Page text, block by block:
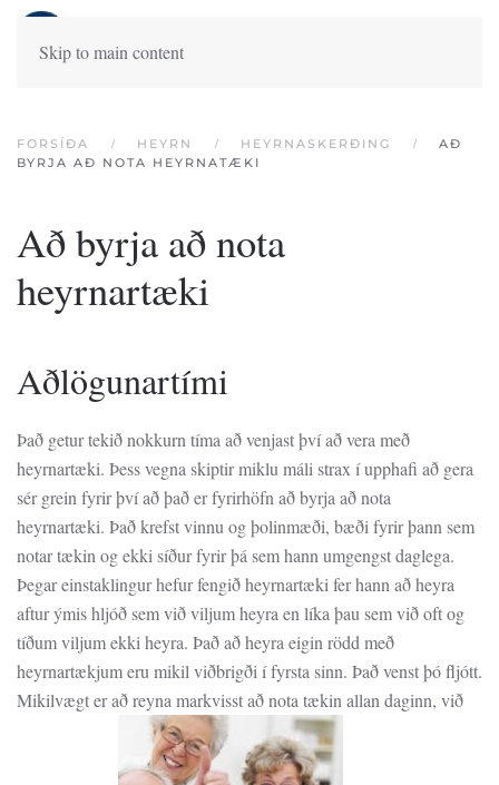
Skip to main content
FORSÍÐA HEYRN HEYRNASKERÐING
AÐ
BYRJA AÐ NOTA HEYRNATÆKI
Að byrja að nota
heyrnartæki
Aðlögunartími
Það getur tekið nokkurn tíma að venjast því að vera með
heyrnartæki. Þess vegna skiptir miklu máli strax í upphafi að gera
sér grein fyrir því að það er fyrirhöfn að byrja að nota
heyrnartæki. Það krefst vinnu og þolinmæði, bæði fyrir þann sem
notar tækin og ekki síður fyrir þá sem hann umgengst daglega.
Þegar einstaklingur hefur fengið heyrnartæki fer hann að heyra
aftur ýmis hljóð sem við viljum heyra en líka þau sem við oft og
tíðum viljum ekki heyra. Það að heyra eigin rödd með
heyrnartækjum eru mikil viðbrigði í fyrsta sinn. Það venst þó fljótt.
Mikilvægt er að reyna markvisst að nota tækin allan daginn, við